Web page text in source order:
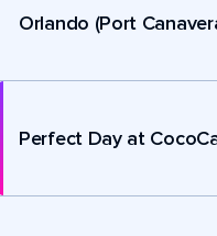
Orlando (Port
Perfect Day at